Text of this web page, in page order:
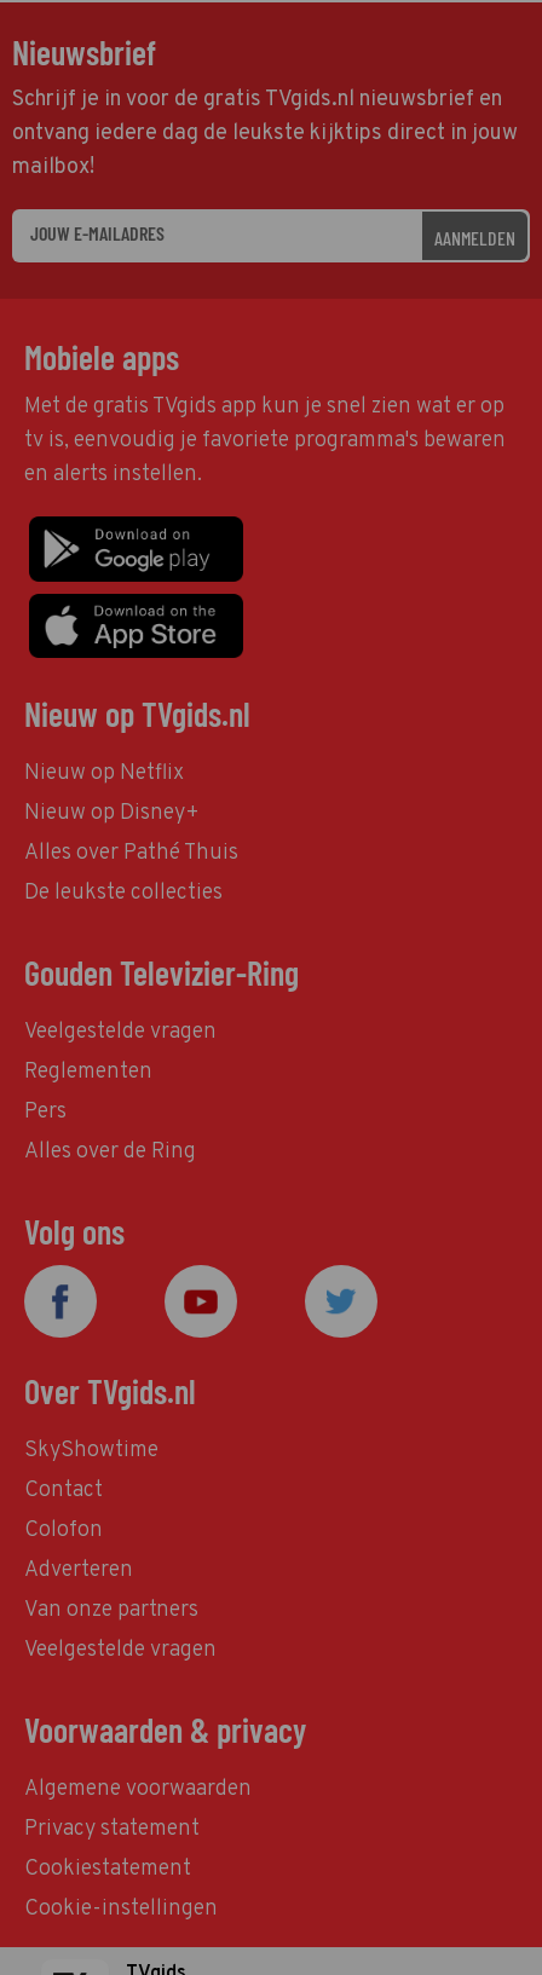
Nieuwsbrief
Schrijf je in voor de gratis TVgids.nl nieuwsbrief en
ontvang iedere dag de leukste kijktips direct in jouw
mailbox!
AANMELDEN
Mobiele apps
Met de gratis TVgids app kun je snel zien wat er op
tv is, eenvoudig je favoriete programma's bewaren
en alerts instellen.
Nieuw op TVgids.nl
Nieuw op Netflix
Nieuw op Disney+
Alles over Pathé Thuis
De leukste collecties
Gouden Televizier-Ring
Veelgestelde vragen
Reglementen
Pers
Alles over de Ring
Volg ons
Over TVgids.nl
SkyShowtime
Contact
Colofon
Adverteren
Van onze partners
Veelgestelde vragen
Voorwaarden & privacy
Algemene voorwaarden
Privacy statement
Cookiestatement
Cookie-instellingen